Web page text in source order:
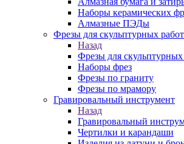
Наборы керамических
Алмазные ПЭДы
Фрезы для скульптурных работ
Назад
Фрезы для скульптурных
Наборы фрез
Фрезы по граниту
Фрезы по мрамору
Гравировальный инструмент
Назад
Гравировальный
Чертилки и карандаши